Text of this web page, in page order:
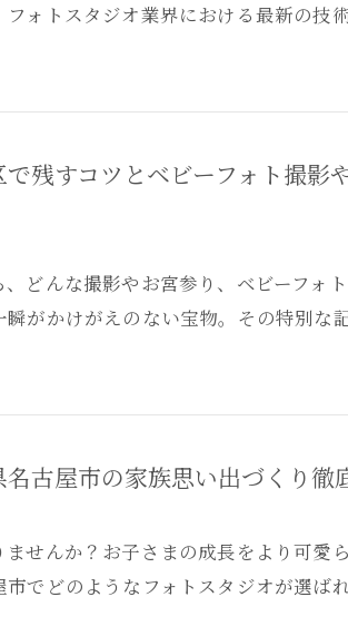
ォトスタジオ業界における最新の技
残すコツとベビーフォト撮影
どんな撮影やお宮参り、ベビーフォ
がかけがえのない宝物。その特別な
古屋市の家族思い出づくり徹
せんか？お子さまの成長をより可愛
でどのようなフォトスタジオが選ば